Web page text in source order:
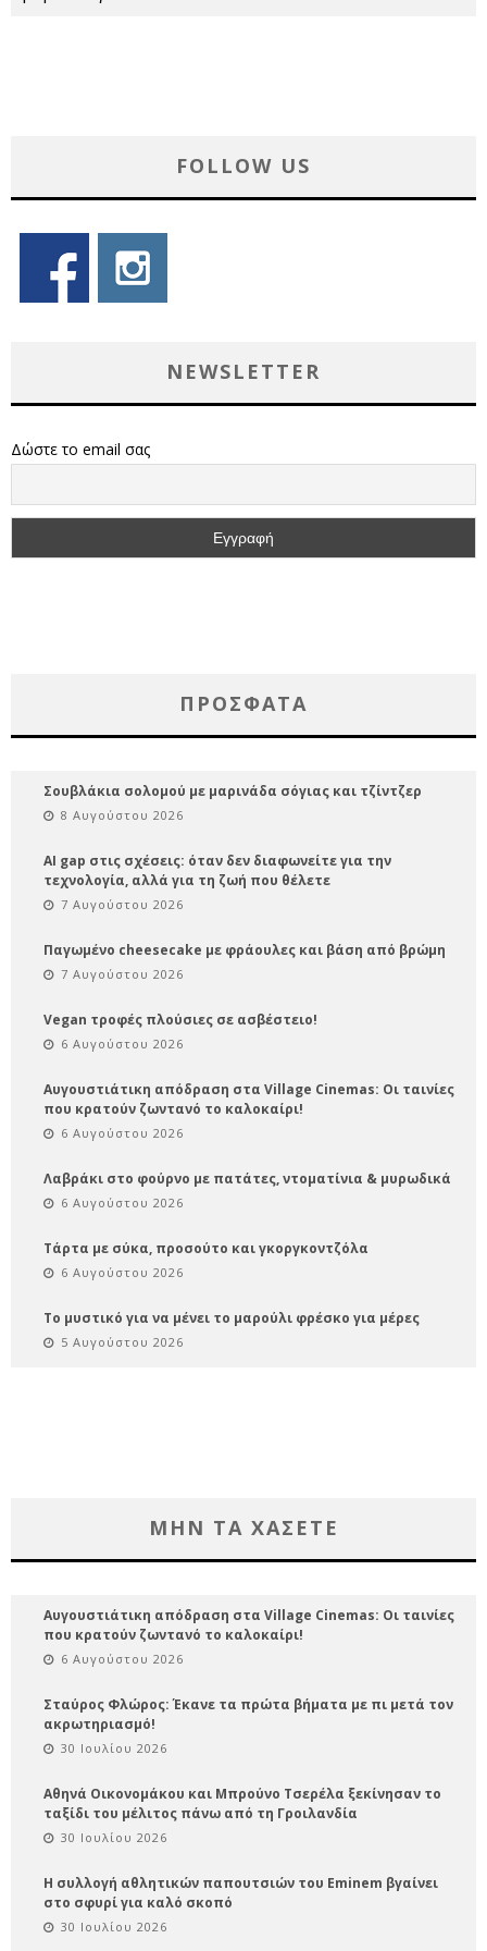
FOLLOW US
NEWSLETTER
Δώστε το email σας
ΠΡΌΣΦΑΤΑ
Σουβλάκια σολομού με μαρινάδα σόγιας και τζίντζερ
8 Αυγούστου 2026
AI gap στις σχέσεις: όταν δεν διαφωνείτε για την
τεχνολογία, αλλά για τη ζωή που θέλετε
7 Αυγούστου 2026
Παγωμένο cheesecake με φράουλες και βάση από βρώμη
7 Αυγούστου 2026
Vegan τροφές πλούσιες σε ασβέστειο!
6 Αυγούστου 2026
Αυγουστιάτικη απόδραση στα Village Cinemas: Οι ταινίες
που κρατούν ζωντανό το καλοκαίρι!
6 Αυγούστου 2026
Λαβράκι στο φούρνο με πατάτες, ντοματίνια & μυρωδικά
6 Αυγούστου 2026
Τάρτα με σύκα, προσούτο και γκοργκοντζόλα
6 Αυγούστου 2026
Το μυστικό για να μένει το μαρούλι φρέσκο για μέρες
5 Αυγούστου 2026
ΜΗΝ ΤΑ ΧΑΣΕΤΕ
Αυγουστιάτικη απόδραση στα Village Cinemas: Οι ταινίες
που κρατούν ζωντανό το καλοκαίρι!
6 Αυγούστου 2026
Σταύρος Φλώρος: Έκανε τα πρώτα βήματα με πι μετά τον
ακρωτηριασμό!
30 Ιουλίου 2026
Αθηνά Οικονομάκου και Μπρούνο Τσερέλα ξεκίνησαν το
ταξίδι του μέλιτος πάνω από τη Γροιλανδία
30 Ιουλίου 2026
Η συλλογή αθλητικών παπουτσιών του Eminem βγαίνει
στο σφυρί για καλό σκοπό
30 Ιουλίου 2026